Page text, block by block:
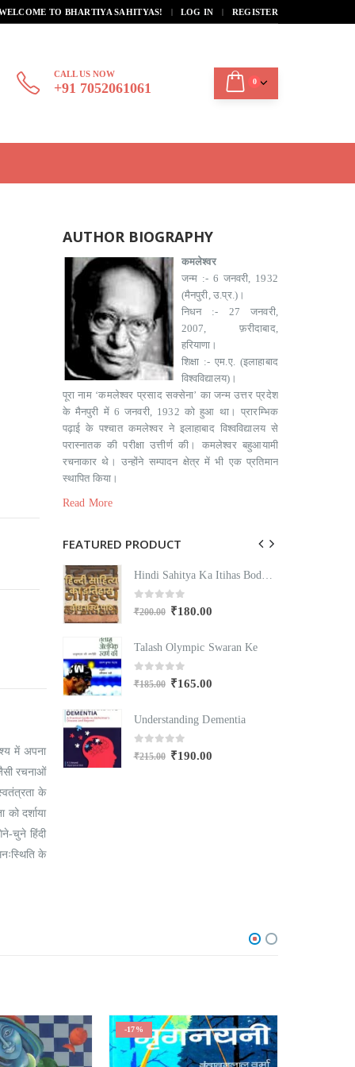
TO BHARTIYA SAHITYAS! | LOG IN REGISTER
CALL US NOW
+91 7052061061 0
में अपना
रचनाओं
के
दर्शाया
चुने हिंदी
के
AUTHOR BIOGRAPHY
कमलेश्वर
जन्म :- 6 जनवरी, 1932
(मैनपुरी, उ.प्र.)।
निधन :- 27 जनवरी,
2007, फ़रीदाबाद,
हरियाणा।
शिक्षा :- एम.ए. (इलाहाबाद
विश्वविद्यालय)।
पूरा नाम ‘कमलेश्वर प्रसाद सक्सेना’ का जन्म उत्तर प्रदेश
के मैनपुरी में 6 जनवरी, 1932 को हुआ था। प्रारम्भिक
पढ़ाई के पश्चात कमलेश्वर ने इलाहाबाद विश्वविद्यालय से
परास्नातक की परीक्षा उत्तीर्ण की। कमलेश्वर बहुआयामी
रचनाकार थे। उन्होंने सम्पादन क्षेत्र में भी एक प्रतिमान
स्थापित किया।
Read More
FEATURED PRODUCT
Hindi Sahitya Ka Itihas Bodhgamya Path
0out of 5
₹200.00 ₹180.00
Talash Olympic Swaran Ke
0out of 5
₹185.00 ₹165.00
Understanding Dementia
0out of 5
₹215.00 ₹190.00
-17%